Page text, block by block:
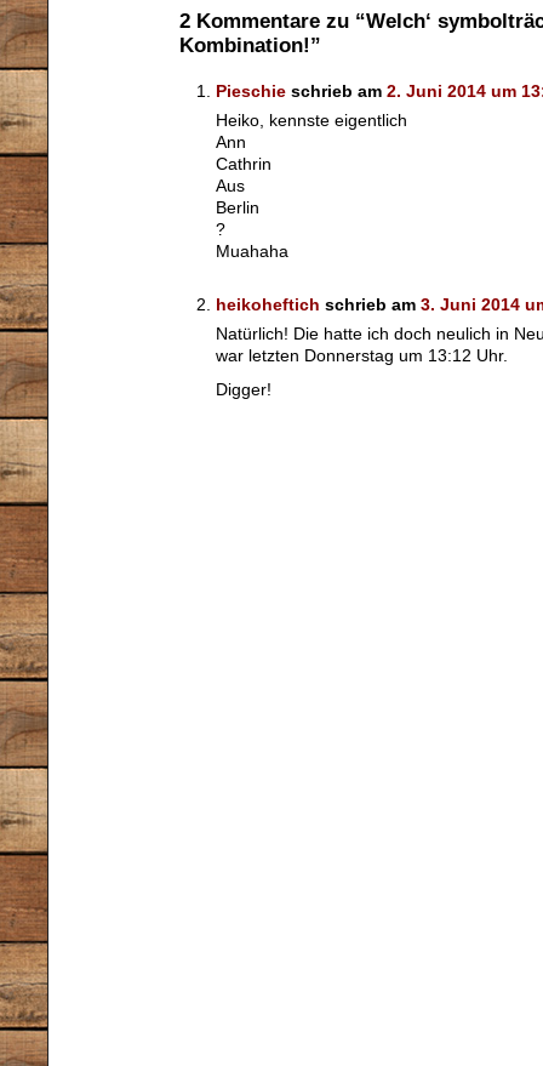
2 Kommentare zu “Welch‘
Kombination!”
Pieschie schrieb am 2. Juni 2014 um
Heiko, kennste eigentlich
Ann
Cathrin
Aus
Berlin
?
Muahaha
heikoheftich schrieb am 3. Juni 2014
Natürlich! Die hatte ich doch neulich in
war letzten Donnerstag um 13:12 Uhr.
Digger!